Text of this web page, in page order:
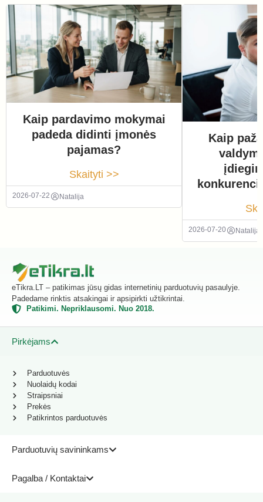
Kaip pardavimo mokymai
padeda didinti įmonės
pajamas?
Skaityti >>
2026-07-22 Natalija
Kaip
2026-07-20 Natalija
eTikra.LT – patikimas jūsų gidas internetinių parduotuvių pasaulyje.
Padedame rinktis atsakingai ir apsipirkti užtikrintai.
Patikimi. Nepriklausomi. Nuo 2018.
Pirkėjams
Parduotuvių savininkams
Pagalba / Kontaktai
Parduotuvės
Nuolaidų kodai
Straipsniai
Prekės
Patikrintos parduotuvės